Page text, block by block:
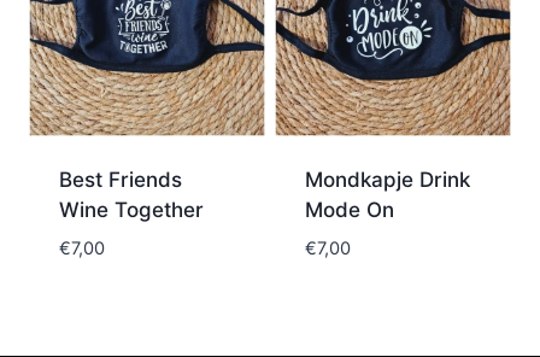
Best Friends
Wine Together
€7,00
Mondkapje Drink
Mode On
€7,00